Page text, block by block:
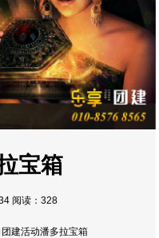
宝箱
阅读： 328
建活动潘多拉宝箱